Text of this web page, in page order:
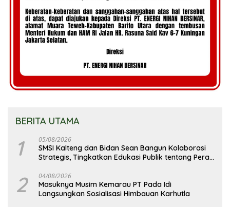
BERITA UTAMA
1 05/08/2026
SMSI Kalteng dan Bidan Sean Bangun Kolaborasi
Strategis, Tingkatkan Edukasi Publik tentang Peran
2 04/08/2026
Masuknya Musim Kemarau PT Pada Idi
Langsungkan Sosialisasi Himbauan Karhutla